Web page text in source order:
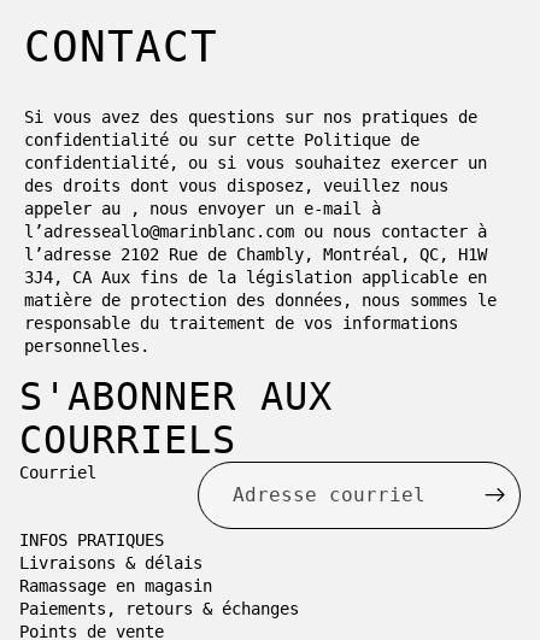
CONTACT
Si vous avez des questions sur nos pratiques de
confidentialité ou sur cette Politique de
confidentialité, ou si vous souhaitez exercer un
des droits dont vous disposez, veuillez nous
appeler au , nous envoyer un e-mail à
l’adresseallo@marinblanc.com ou nous contacter à
l’adresse 2102 Rue de Chambly, Montréal, QC, H1W
3J4, CA Aux fins de la législation applicable en
matière de protection des données, nous sommes le
responsable du traitement de vos informations
personnelles.
S'ABONNER AUX
COURRIELS
Courriel
INFOS PRATIQUES
Livraisons & délais
Ramassage en magasin
Paiements, retours & échanges
Points de vente
confidentialité